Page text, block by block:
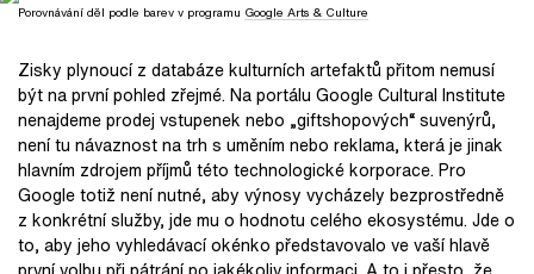
Porovnávání děl podle barev v programu Google Arts & Culture
Zisky plynoucí z databáze kulturních artefaktů přitom nemusí
být na první pohled zřejmé. Na portálu Google Cultural Institute
nenajdeme prodej vstupenek nebo „giftshopových“ suvenýrů,
není tu návaznost na trh s uměním nebo reklama, která je jinak
hlavním zdrojem příjmů této technologické korporace. Pro
Google totiž není nutné, aby výnosy vycházely bezprostředně
z konkrétní služby, jde mu o hodnotu celého ekosystému. Jde o
to, aby jeho vyhledávací okénko představovalo ve vaší hlavě